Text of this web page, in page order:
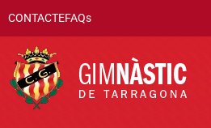
CONTACTEFAQs